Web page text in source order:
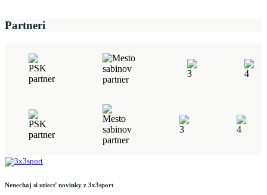
Partneri
Nenechaj si utiecť novinky z 3x3sport